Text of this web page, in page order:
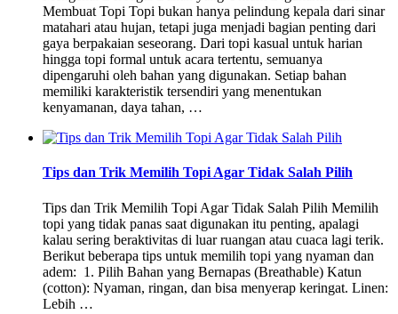
Membuat Topi Topi bukan hanya pelindung kepala dari sinar
matahari atau hujan, tetapi juga menjadi bagian penting dari
gaya berpakaian seseorang. Dari topi kasual untuk harian
hingga topi formal untuk acara tertentu, semuanya
dipengaruhi oleh bahan yang digunakan. Setiap bahan
memiliki karakteristik tersendiri yang menentukan
kenyamanan, daya tahan, …
Tips dan Trik Memilih Topi Agar Tidak Salah Pilih
Tips dan Trik Memilih Topi Agar Tidak Salah Pilih Memilih
topi yang tidak panas saat digunakan itu penting, apalagi
kalau sering beraktivitas di luar ruangan atau cuaca lagi terik.
Berikut beberapa tips untuk memilih topi yang nyaman dan
adem: 1. Pilih Bahan yang Bernapas (Breathable) Katun
(cotton): Nyaman, ringan, dan bisa menyerap keringat. Linen:
Lebih …